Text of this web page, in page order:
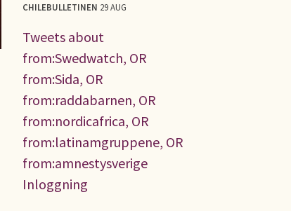
CHILEBULLETINEN 29 AUG
Tweets about
from:Swedwatch, OR
from:Sida, OR
from:raddabarnen, OR
from:nordicafrica, OR
from:latinamgruppene, OR
from:amnestysverige
Inloggning